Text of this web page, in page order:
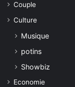
Couple
Culture
Musique
potins
Showbiz
Economie